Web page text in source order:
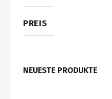
PREIS
NEUESTE PRODUKTE